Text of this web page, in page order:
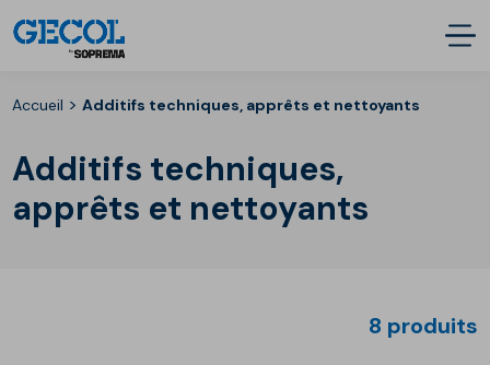
Accueil >Additifs techniques, apprêts et nettoyants
Additifs techniques,
apprêts et nettoyants
8 produits